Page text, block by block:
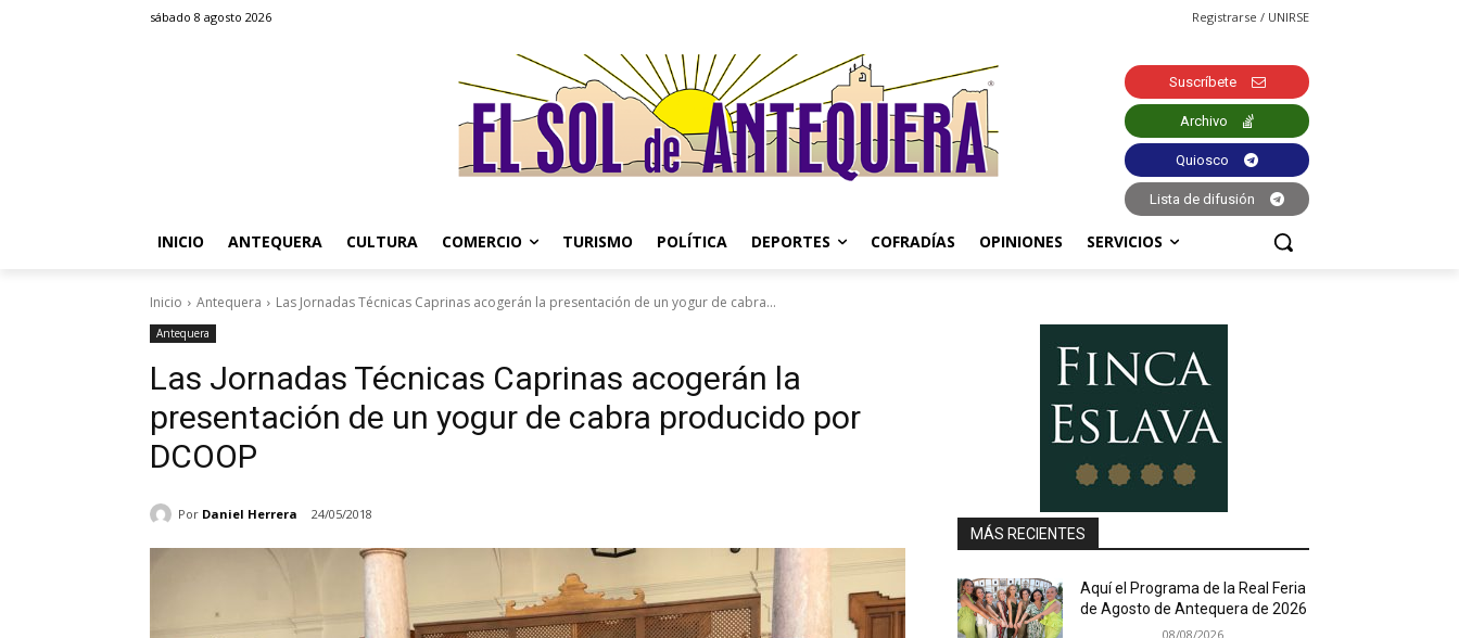
sábado 8 agosto 2026 Registrarse / UNIRSE
Suscríbete
Archivo
Quiosco
Lista de difusión
INICIO ANTEQUERA CULTURA COMERCIO TURISMO POLÍTICA DEPORTES COFRADÍAS OPINIONES SERVICIOS
Inicio Antequera Las Jornadas Técnicas Caprinas acogerán la presentación de un yogur de cabra...
Antequera
Las Jornadas Técnicas Caprinas acogerán la
presentación de un yogur de cabra producido por
DCOOP
Por Daniel Herrera 24/05/2018
MÁS RECIENTES
Aquí el Programa de la Real Feria
de Agosto de Antequera de 2026
08/08/2026